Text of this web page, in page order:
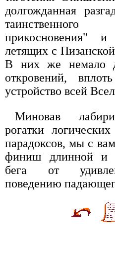
долгожданная
прикосновения"
летящих с
В них же немало
откровений,
устройство всей
Миновав
рогатки
парадоксов, мы с
финиш длинной и
бега от
поведению